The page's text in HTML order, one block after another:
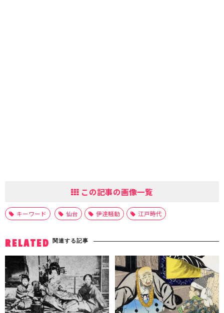
この記事の画像一覧
キーワード 仙台 伊達騒動 江戸時代
RELATED 関連する記事